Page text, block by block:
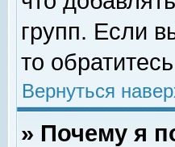
групп. Если
то
Вернуться
» Почему я